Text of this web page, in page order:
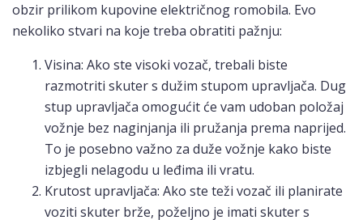
obzir prilikom kupovine električnog romobila. Evo
nekoliko stvari na koje treba obratiti pažnju:
Visina: Ako ste visoki vozač, trebali biste
razmotriti skuter s dužim stupom upravljača. Dug
stup upravljača omogućit će vam udoban položaj
vožnje bez naginjanja ili pružanja prema naprijed.
To je posebno važno za duže vožnje kako biste
izbjegli nelagodu u leđima ili vratu.
Krutost upravljača: Ako ste teži vozač ili planirate
voziti skuter brže, poželjno je imati skuter s